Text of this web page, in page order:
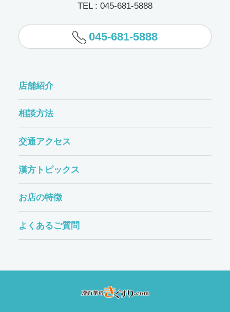
TEL : 045-681-5888
045-681-5888
店舗紹介
相談方法
交通アクセス
漢方トピックス
お店の特徴
よくあるご質問